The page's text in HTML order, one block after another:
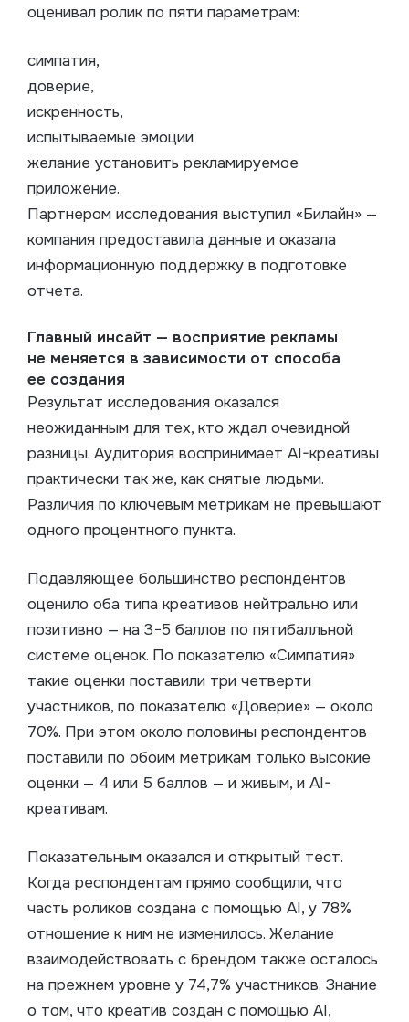
оценивал ролик по пяти параметрам:
симпатия,
доверие,
искренность,
испытываемые эмоции
желание установить рекламируемое
приложение.
Партнером исследования выступил «Билайн» —
компания предоставила данные и оказала
информационную поддержку в подготовке
отчета.
Главный инсайт — восприятие рекламы
не меняется в зависимости от способа
ее создания
Результат исследования оказался
неожиданным для тех, кто ждал очевидной
разницы. Аудитория воспринимает AI-креативы
практически так же, как снятые людьми.
Различия по ключевым метрикам не превышают
одного процентного пункта.
Подавляющее большинство респондентов
оценило оба типа креативов нейтрально или
позитивно — на 3−5 баллов по пятибалльной
системе оценок. По показателю «Симпатия»
такие оценки поставили три четверти
участников, по показателю «Доверие» — около
70%. При этом около половины респондентов
поставили по обоим метрикам только высокие
оценки — 4 или 5 баллов — и живым, и AI-
креативам.
Показательным оказался и открытый тест.
Когда респондентам прямо сообщили, что
часть роликов создана с помощью AI, у 78%
отношение к ним не изменилось. Желание
взаимодействовать с брендом также осталось
на прежнем уровне у 74,7% участников. Знание
о том, что креатив создан с помощью AI,